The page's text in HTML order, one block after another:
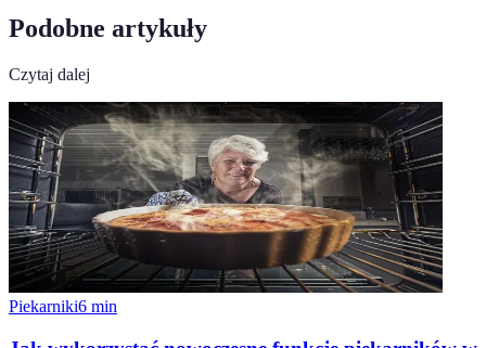
Podobne artykuły
Czytaj dalej
Piekarniki6 min